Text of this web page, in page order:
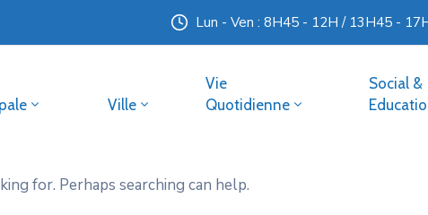
Lun - Ven : 8H45 - 12H / 13H45 -
Ville
Vie
Quotidienne
Social &
for. Perhaps searching can help.